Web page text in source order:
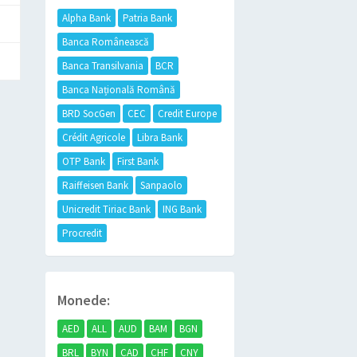
Alpha Bank
Patria Bank
Banca Românească
Banca Transilvania
BCR
Banca Națională Română
BRD SocGen
CEC
Credit Europe
Crédit Agricole
Libra Bank
OTP Bank
First Bank
Raiffeisen Bank
Sanpaolo
Unicredit Tiriac Bank
ING Bank
Procredit
Monede:
AED ALL AUD BAM
BGN
BRL
BYN CAD CHF
CNY